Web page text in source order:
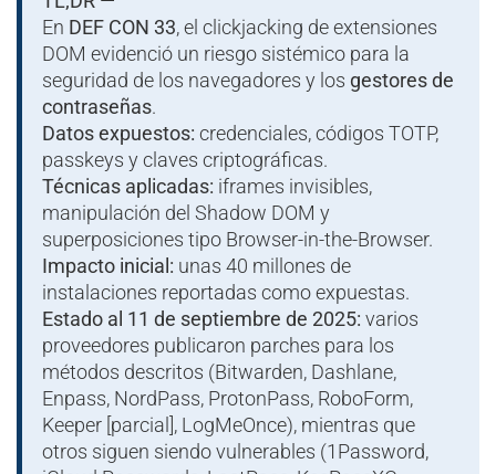
En DEF CON 33, el clickjacking de extensiones
DOM evidenció un riesgo sistémico para la
seguridad de los navegadores y los gestores de
contraseñas.
Datos expuestos: credenciales, códigos TOTP,
passkeys y claves criptográficas.
Técnicas aplicadas: iframes invisibles,
manipulación del Shadow DOM y
superposiciones tipo Browser-in-the-Browser.
Impacto inicial: unas 40 millones de
instalaciones reportadas como expuestas.
Estado al 11 de septiembre de 2025: varios
proveedores publicaron parches para los
métodos descritos (Bitwarden, Dashlane,
Enpass, NordPass, ProtonPass, RoboForm,
Keeper [parcial], LogMeOnce), mientras que
otros siguen siendo vulnerables (1Password,